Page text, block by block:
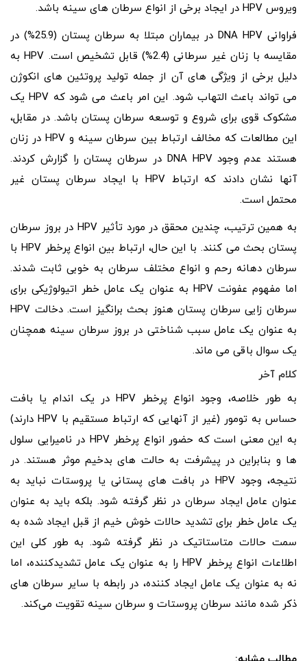
ویروس HPV در ایجاد برخی از انواع سرطان های سینه باشد.
فراوانی DNA HPV در بیماران مبتلا به سرطان پستان (25.9%) در
مقایسه با زنان غیر سرطانی (2.4%) قابل تشخیص است. HPV به
دلیل برخی از ویژگی های آن از جمله تولید پروتئین های انکوژن
می تواند باعث التهاب شود. این امر باعث می شود که HPV یک
مشکوک قوی برای شروع و توسعه سرطان پستان باشد. در مقابل،
این مطالعات که مخالف ارتباط بین سرطان سینه و HPV در زنان
هستند عدم وجود DNA HPV در سرطان پستان را گزارش کردند.
آنها نشان دادند که ارتباط HPV با ایجاد سرطان پستان غیر
محتمل است.
به همین ترتیب، چندین محقق در مورد تأثیر HPV در بروز سرطان
پستان بحث می کنند. با این حال، ارتباط بین انواع پرخطر HPV با
سرطان دهانه رحم و انواع مختلف سرطان به خوبی ثابت شدند.
اما مفهوم عفونت HPV به عنوان یک عامل خطر اتیولوژیکی برای
سرطان زایی سرطان پستان هنوز بحث برانگیز است. دخالت HPV
به‌ عنوان یک عامل سبب‌ شناختی در بروز سرطان سینه همچنان
یک سوال باقی می‌ ماند.
کلام آخر
به طور خلاصه، وجود انواع پرخطر HPV در یک اندام یا بافت
حساس به تومور (غیر از آنهایی که ارتباط مستقیم با HPV دارند)
به این معنی است که حضور انواع پرخطر HPV در نامیرایی سلول
ها و بنابراین در پیشرفت به حالت های بدخیم موثر هستند. در
نتیجه، وجود HPV در بافت‌ های پستانی یا پروستات نباید به
عنوان عامل ایجاد سرطان در نظر گرفته شود. بلکه باید به عنوان
یک عامل خطر برای تشدید حالات خوش خیم از قبل ایجاد شده به
سمت حالات متاستاتیک در نظر گرفته شود. به طور کلی این
اطلاعات انواع پرخطر HPV را به‌ عنوان یک عامل تشدیدکننده، اما
نه به‌ عنوان یک عامل ایجاد کننده، در رابطه با سایر سرطان های
ذکر شده مانند سرطان پروستات و سرطان سینه تقویت می‌کند.